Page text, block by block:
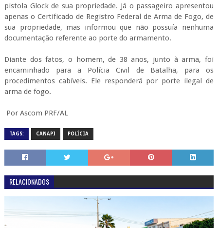
pistola Glock de sua propriedade. Já o passageiro apresentou
apenas o Certificado de Registro Federal de Arma de Fogo, de
sua propriedade, mas informou que não possuía nenhuma
documentação referente ao porte do armamento.
Diante dos fatos, o homem, de 38 anos, junto à arma, foi
encaminhado para a Polícia Civil de Batalha, para os
procedimentos cabíveis. Ele responderá por porte ilegal de
arma de fogo.
Por Ascom PRF/AL
TAGS: CANAPI POLÍCIA
RELACIONADOS